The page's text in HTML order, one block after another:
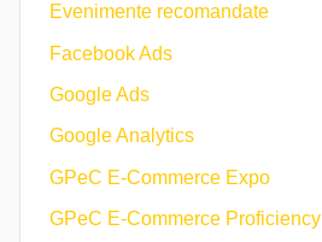
Evenimente recomandate
Facebook Ads
Google Ads
Google Analytics
GPeC E-Commerce Expo
GPeC E-Commerce Proficiency